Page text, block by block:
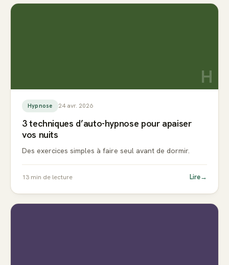
H
Hypnose 24 avr. 2026
3 techniques d’auto-hypnose pour apaiser
vos nuits
Des exercices simples à faire seul avant de dormir.
13 min de lecture Lire→